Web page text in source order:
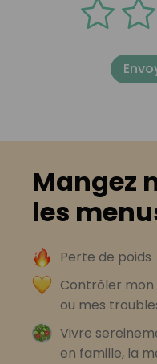
Mangez
les
Perte de poids
Contrôler
ou mes
Vivre
en famille, la